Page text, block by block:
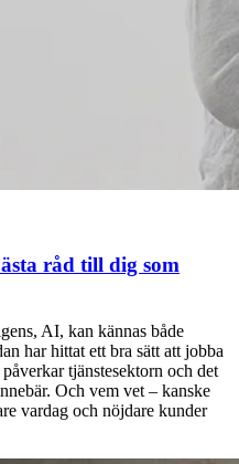
råd till dig som
AI, kan kännas både
har hittat ett bra sätt att jobba
tjänstesektorn och det
Och vem vet – kanske
vardag och nöjdare kunder